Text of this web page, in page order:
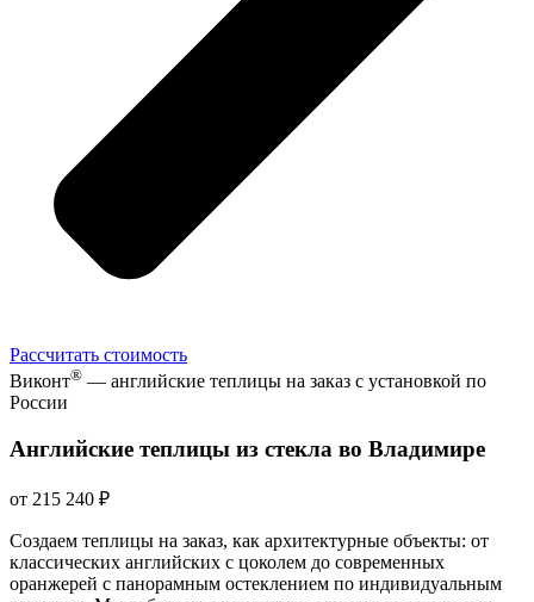
Рассчитать стоимость
Виконт® — английские теплицы на заказ с установкой по
России
Английские теплицы из стекла во Владимире
от 215 240 ₽
Создаем теплицы на заказ, как архитектурные объекты: от
классических английских с цоколем до современных
оранжерей с панорамным остеклением по индивидуальным